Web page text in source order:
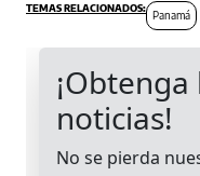
Panamá